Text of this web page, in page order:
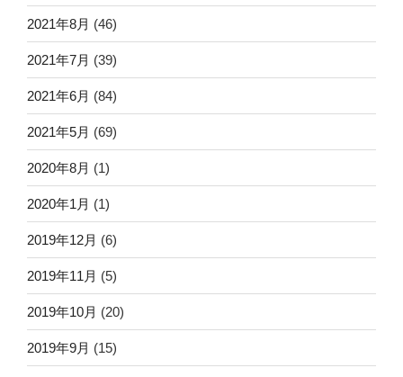
2021年8月 (46)
2021年7月 (39)
2021年6月 (84)
2021年5月 (69)
2020年8月 (1)
2020年1月 (1)
2019年12月 (6)
2019年11月 (5)
2019年10月 (20)
2019年9月 (15)